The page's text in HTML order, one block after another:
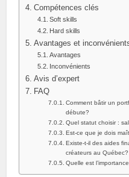
Compétences clés
Soft skills
Hard skills
Avantages et
Avantages
Inconvénients
Avis d’expert
FAQ
Comment bâtir un
débute?
Quel statut choisir :
Est-ce que je dois
Existe-t-il des aides
créateurs au Québec?
Quelle est